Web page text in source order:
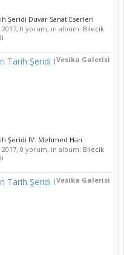
Şeridi Duvar Sanat Eserleri
, 0 yorum, in album: Bilecik
Vesika Galerisi
Tarih Şeridi I
Şeridi IV. Mehmed Han
, 0 yorum, in album: Bilecik
Vesika Galerisi
Tarih Şeridi İ